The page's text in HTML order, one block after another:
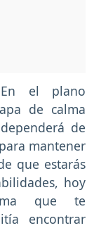
el plano
de calma
de
mantener
que estarás
hoy
que te
encontrar